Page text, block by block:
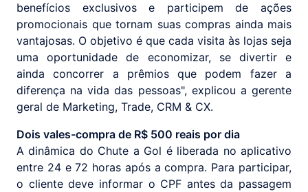
benefícios exclusivos e participem de ações
promocionais que tornam suas compras ainda mais
vantajosas. O objetivo é que cada visita às lojas seja
uma oportunidade de economizar, se divertir e
ainda concorrer a prêmios que podem fazer a
diferença na vida das pessoas", explicou a gerente
geral de Marketing, Trade, CRM & CX.
Dois vales-compra de R$ 500 reais por dia
A dinâmica do Chute a Gol é liberada no aplicativo
entre 24 e 72 horas após a compra. Para participar,
o cliente deve informar o CPF antes da passagem